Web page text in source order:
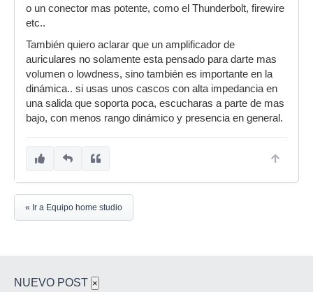
o un conector mas potente, como el Thunderbolt, firewire
etc..
También quiero aclarar que un amplificador de
auriculares no solamente esta pensado para darte mas
volumen o lowdness, sino también es importante en la
dinámica.. si usas unos cascos con alta impedancia en
una salida que soporta poca, escucharas a parte de mas
bajo, con menos rango dinámico y presencia en general.
« Ir a Equipo home studio
NUEVO POST ×